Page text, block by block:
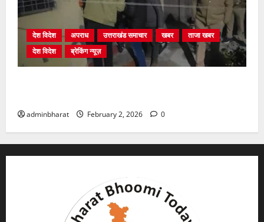
देश विदेश अपराध उत्तराखंड समाचार खबर
ताजा खबर
देश विदेश
ब्रेकिंग न्यूज़
adminbharat February 2, 2026 0